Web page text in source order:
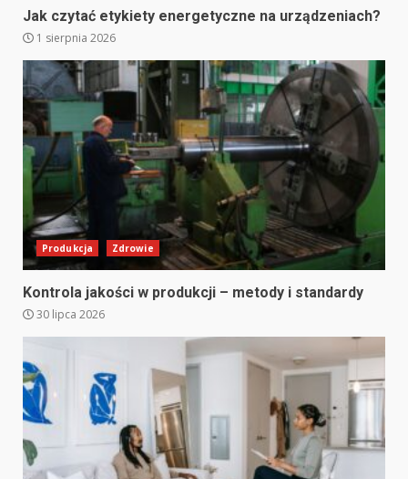
Jak czytać etykiety energetyczne na urządzeniach?
1 sierpnia 2026
Produkcja Zdrowie
Kontrola jakości w produkcji – metody i standardy
30 lipca 2026